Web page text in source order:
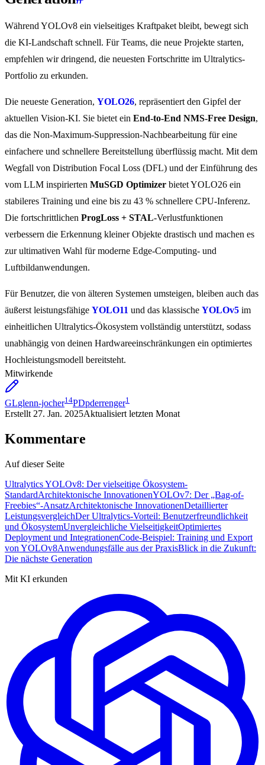
Während YOLOv8 ein vielseitiges Kraftpaket bleibt, bewegt sich
die KI-Landschaft schnell. Für Teams, die neue Projekte starten,
empfehlen wir dringend, die neuesten Fortschritte im Ultralytics-
Portfolio zu erkunden.
Die neueste Generation, YOLO26, repräsentiert den Gipfel der
aktuellen Vision-KI. Sie bietet ein End-to-End NMS-Free Design,
das die Non-Maximum-Suppression-Nachbearbeitung für eine
einfachere und schnellere Bereitstellung überflüssig macht. Mit dem
Wegfall von Distribution Focal Loss (DFL) und der Einführung des
vom LLM inspirierten MuSGD Optimizer bietet YOLO26 ein
stabileres Training und eine bis zu 43 % schnellere CPU-Inferenz.
Die fortschrittlichen ProgLoss + STAL-Verlustfunktionen
verbessern die Erkennung kleiner Objekte drastisch und machen es
zur ultimativen Wahl für moderne Edge-Computing- und
Luftbildanwendungen.
Für Benutzer, die von älteren Systemen umsteigen, bleiben auch das
äußerst leistungsfähige YOLO11 und das klassische YOLOv5 im
einheitlichen Ultralytics-Ökosystem vollständig unterstützt, sodass
unabhängig von deinen Hardwareeinschränkungen ein optimiertes
Hochleistungsmodell bereitsteht.
Mitwirkende
GLglenn-jocher14PDpderrenger1
Erstellt 27. Jan. 2025Aktualisiert letzten Monat
Kommentare
Auf dieser Seite
Ultralytics YOLOv8: Der vielseitige Ökosystem-
StandardArchitektonische InnovationenYOLOv7: Der „Bag-of-
Freebies“-AnsatzArchitektonische InnovationenDetaillierter
LeistungsvergleichDer Ultralytics-Vorteil: Benutzerfreundlichkeit
und ÖkosystemUnvergleichliche VielseitigkeitOptimiertes
Deployment und IntegrationenCode-Beispiel: Training und Export
von YOLOv8Anwendungsfälle aus der PraxisBlick in die Zukunft:
Die nächste Generation
Mit KI erkunden